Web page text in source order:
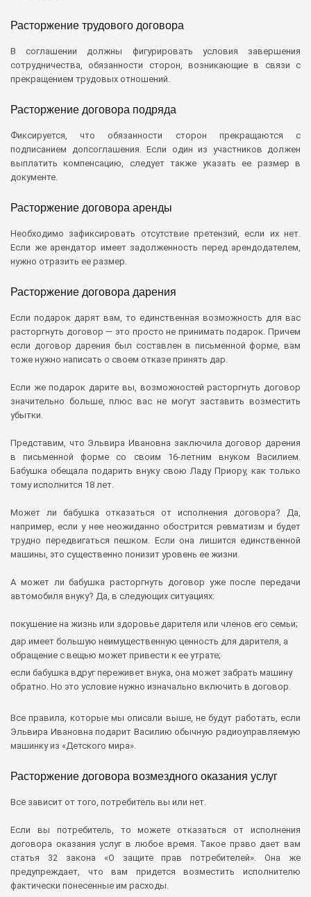
Расторжение трудового договора
В соглашении должны фигурировать условия завершения
сотрудничества, обязанности сторон, возникающие в связи с
прекращением трудовых отношений.
Расторжение договора подряда
Фиксируется, что обязанности сторон прекращаются с
подписанием допсоглашения. Если один из участников должен
выплатить компенсацию, следует также указать ее размер в
документе.
Расторжение договора аренды
Необходимо зафиксировать отсутствие претензий, если их нет.
Если же арендатор имеет задолженность перед арендодателем,
нужно отразить ее размер.
Расторжение договора дарения
Если подарок дарят вам, то единственная возможность для вас
расторгнуть договор — это просто не принимать подарок. Причем
если договор дарения был составлен в письменной форме, вам
тоже нужно написать о своем отказе принять дар.
Если же подарок дарите вы, возможностей расторгнуть договор
значительно больше, плюс вас не могут заставить возместить
убытки.
Представим, что Эльвира Ивановна заключила договор дарения
в письменной форме со своим 16-летним внуком Василием.
Бабушка обещала подарить внуку свою Ладу Приору, как только
тому исполнится 18 лет.
Может ли бабушка отказаться от исполнения договора? Да,
например, если у нее неожиданно обострится ревматизм и будет
трудно передвигаться пешком. Если она лишится единственной
машины, это существенно понизит уровень ее жизни.
А может ли бабушка расторгнуть договор уже после передачи
автомобиля внуку? Да, в следующих ситуациях:
покушение на жизнь или здоровье дарителя или членов его семьи;
дар имеет большую неимущественную ценность для дарителя, а
обращение с вещью может привести к ее утрате;
если бабушка вдруг переживет внука, она может забрать машину
обратно. Но это условие нужно изначально включить в договор.
Все правила, которые мы описали выше, не будут работать, если
Эльвира Ивановна подарит Василию обычную радиоуправляемую
машинку из «Детского мира».
Расторжение договора возмездного оказания услуг
Все зависит от того, потребитель вы или нет.
Если вы потребитель, то можете отказаться от исполнения
договора оказания услуг в любое время. Такое право дает вам
статья 32 закона «О защите прав потребителей». Она же
предупреждает, что вам придется возместить исполнителю
фактически понесенные им расходы.